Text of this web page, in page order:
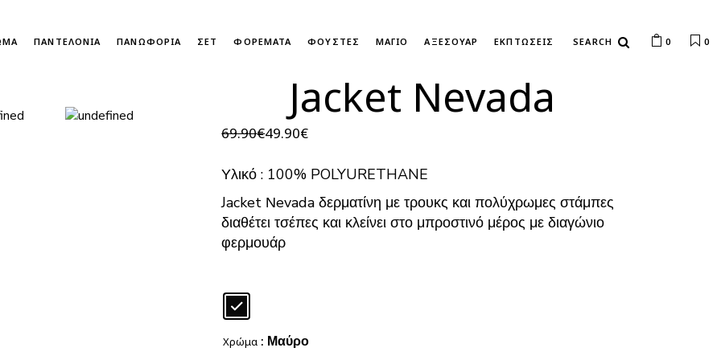
ΠΑΝΤΕΛΟΝΙΑ
ΒΕΡΜΟΥΔΕΣ – ΣΟΡΤΣ
ΠΑΝΩΦΟΡΙΑ
ΜΠΟΥΦΑΝ-ΠΑΛΤΟ
ΣΕΤ ΦΟΡΕΜΑΤΑ ΦΟΥΣΤΕΣ ΜΑΓΙΟ ΑΞΕΣΟΥΑΡ ΕΚΠΤΩΣΕΙΣ 0 0
Jacket Nevada
69.90€
Original
was:
69.90€.
49.90€
Η
τιμή
είναι:
49.90€.
Υλικό : 100% POLYURETHANE
Jacket Νevada δερματίνη με τρουκς και πολύχρωμες στάμπες
διαθέτει τσέπες και κλείνει στο μπροστινό μέρος με διαγώνιο
φερμουάρ
Χρώμα : Μαύρο